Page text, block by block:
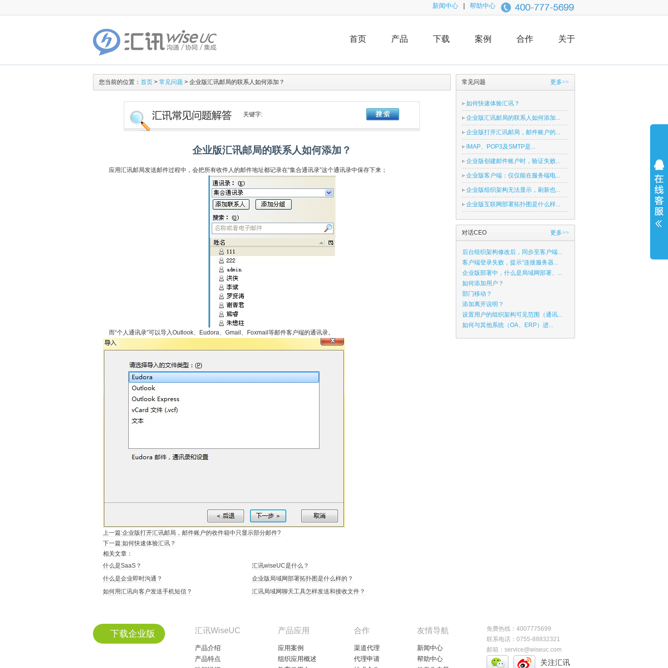
新闻中心 帮助中心
首页 产品 下载 案例 合作 关于
您当前的位置： 首页 > 常见问题 > 企业版汇讯邮局的联系人如何添加？
关键字:
企业版汇讯邮局的联系人如何添加？
应用汇讯邮局发送邮件过程中，会把所有收件人的邮件地址都记录在“集合通讯录”这个通讯录中保存下来；
而“个人通讯录”可以导入Outlook、Eudora、Gmail、Foxmail等邮件客户端的通讯录。
上一篇:企业版打开汇讯邮局，邮件账户的收件箱中只显示部分邮件?
下一篇:如何快速体验汇讯？
相关文章：
什么是SaaS？
汇讯wiseUC是什么？
什么是企业即时沟通？
企业版局域网部署拓扑图是什么样的？
如何用汇讯向客户发送手机短信？
汇讯局域网聊天工具怎样发送和接收文件？
常见问题 更多>>
如何快速体验汇讯？
企业版汇讯邮局的联系人如何添加...
企业版打开汇讯邮局，邮件账户的...
IMAP、POP3及SMTP是...
企业版创建邮件账户时，验证失败...
企业版客户端：仅仅能在服务端电...
企业版组织架构无法显示，刷新也...
企业版互联网部署拓扑图是什么样...
对话CEO 更多>>
后台组织架构修改后，同步至客户端...
客户端登录失败，提示“连接服务器...
企业版部署中，什么是局域网部署、...
如何添加用户？
部门移动？
添加离开说明？
设置用户的组织架构可见范围（通讯...
如何与其他系统（OA、ERP）进...
下载企业版 汇讯WiseUC
产品介绍
产品特点
产品应用
应用案例
组织应用概述
合作
渠道代理
代理申请
友情导航
新闻中心
帮助中心
免费热线：4007775699
联系电话：0755-88832321
邮箱：service@wiseuc.com
关注汇讯